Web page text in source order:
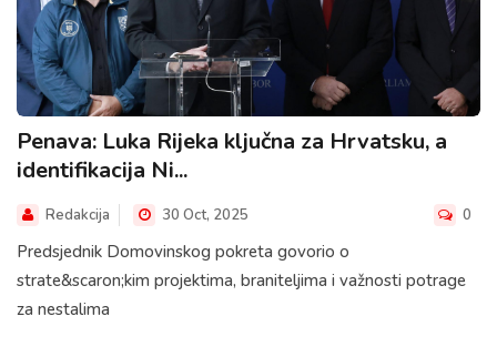
Penava: Luka Rijeka ključna za Hrvatsku, a
identifikacija Ni...
Redakcija 30 Oct, 2025 0
Predsjednik Domovinskog pokreta govorio o
strate&scaron;kim projektima, braniteljima i važnosti potrage
za nestalima